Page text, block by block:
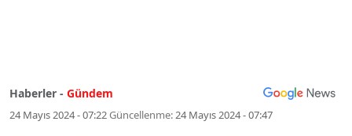
Haberler - Gündem
24 Mayıs 2024 - 07:22Güncellenme:24 Mayıs 2024 - 07:47